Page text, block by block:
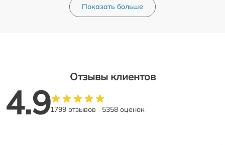
Показать больше
Отзывы клиентов
4.91799 отзывов 5358 оценок